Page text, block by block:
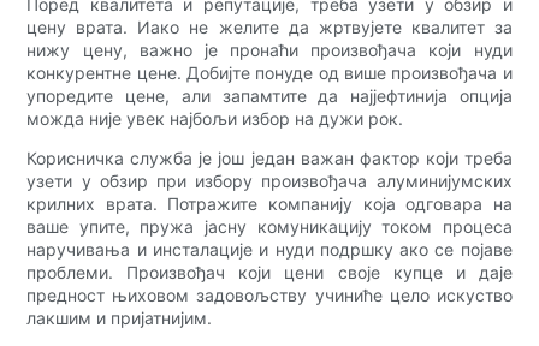
Поред квалитета и репутације, треба узети у обзир и
цену врата. Иако не желите да жртвујете квалитет за
нижу цену, важно је пронаћи произвођача који нуди
конкурентне цене. Добијте понуде од више произвођача и
упоредите цене, али запамтите да најјефтинија опција
можда није увек најбољи избор на дужи рок.
Корисничка служба је још један важан фактор који треба
узети у обзир при избору произвођача алуминијумских
крилних врата. Потражите компанију која одговара на
ваше упите, пружа јасну комуникацију током процеса
наручивања и инсталације и нуди подршку ако се појаве
проблеми. Произвођач који цени своје купце и даје
предност њиховом задовољству учиниће цело искуство
лакшим и пријатнијим.